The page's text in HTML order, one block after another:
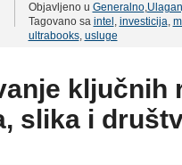
Objavljeno u Generalno,
Tagovano sa intel , investicija,
ultrabooks, usluge
ključnih
slika i